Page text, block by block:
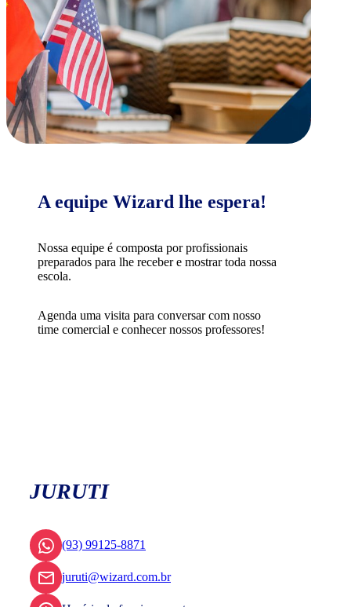
A equipe Wizard lhe espera!
Nossa equipe é composta por profissionais
preparados para lhe receber e mostrar toda nossa
escola.
Agenda uma visita para conversar com nosso
time comercial e conhecer nossos professores!
JURUTI
(93) 99125-8871
juruti@wizard.com.br